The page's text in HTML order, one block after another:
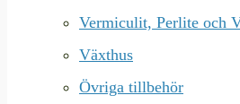
Vermiculit, Perlite och
Växthus
Övriga tillbehör